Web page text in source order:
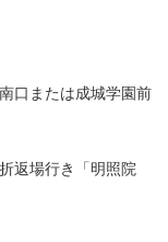
口または成城学園前
返場行き「明照院